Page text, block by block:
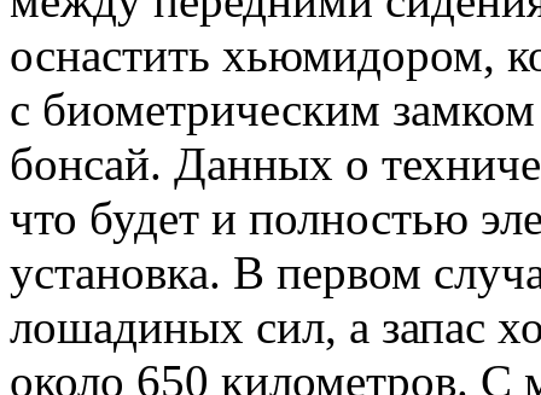
оснастить хьюмидором,
с биометрическим
бонсай. Данных о
что будет и полностью
установка. В первом
лошадиных сил, а запас
около 650 километров. С